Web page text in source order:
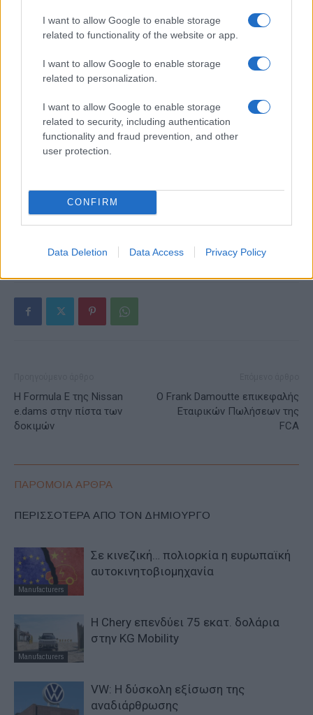
I want to allow Google to enable storage
related to functionality of the website or app.
I want to allow Google to enable storage
related to personalization.
I want to allow Google to enable storage
related to security, including authentication
functionality and fraud prevention, and other
user protection.
CONFIRM
Data Deletion Data Access Privacy Policy
18η συνεχόμενη χρονιά για τον ΟΤΕ στη διεθνή σειρά
δεικτών FTSE4Good
ΕΤΙΚΕΤΕΣ AUTOBEST Best Buy Car of Europe Opel Combo
Η Formula Ε της Nissan
e.dams στην πίστα των
δοκιμών
Ο Frank Damoutte επικεφαλής
Εταιρικών Πωλήσεων της
FCA
ΠΑΡΟΜΟΙΑ ΑΡΘΡΑ
ΠΕΡΙΣΣΟΤΕΡΑ ΑΠΟ ΤΟΝ ΔΗΜΙΟΥΡΓΟ
Manufacturers
Σε κινεζική… πολιορκία η ευρωπαϊκή
αυτοκινητοβιομηχανία
Manufacturers
Η Chery επενδύει 75 εκατ. δολάρια
στην KG Mobility
VW: Η δύσκολη εξίσωση της
αναδιάρθρωσης